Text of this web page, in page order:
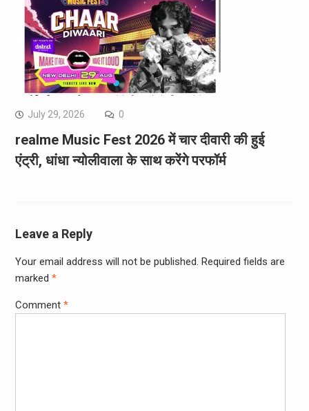
July 29, 2026 0
realme Music Fest 2026 में चार दीवारी की हुई
एंट्री, धांधा न्योलीवाला के साथ करेंगे परफॉर्म
Leave a Reply
Your email address will not be published. Required fields are
marked *
Comment *